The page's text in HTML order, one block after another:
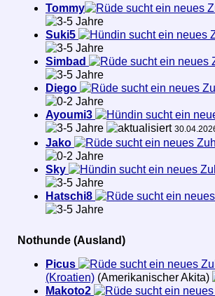
Tommy sucht ein neues
Suki5 sucht ein neues
Simbad sucht ein neues
Diego sucht ein neues
Ayoumi3 sucht ein
Jako sucht ein neues
Sky sucht ein neues
Hatschi8 sucht ein
Nothunde (Ausland)
Picus
sucht ein neues
(Kroatien) (Amerikanischer Akita)
Makoto2
sucht ein